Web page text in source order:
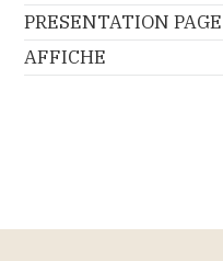
PRESENTATION
AFFICHE